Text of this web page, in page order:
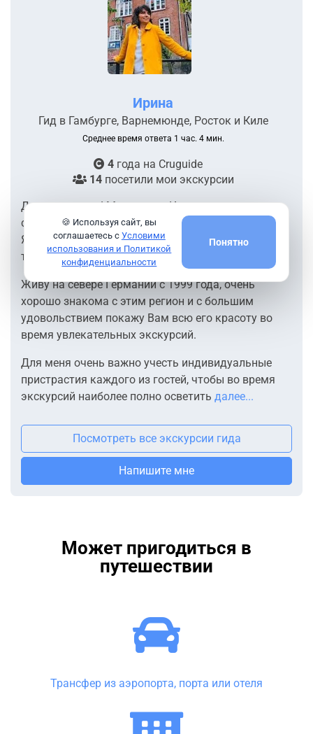
Ирина
Гид в Гамбурге, Варнемюнде, Росток и Киле
Среднее время ответа 1 час. 4 мин.
4года на Cruguide
14посетили мои экскурсии
Друзья, привет! Меня зовут Ирина, я
сертифицированный гид по Северной Германии.
Являюсь членом гамбургского общества гидов и
туристического общества Гамбурга.
Живу на севере Германии с 1999 года, очень
хорошо знакома с этим регион и с большим
удовольствием покажу Вам всю его красоту во
время увлекательных экскурсий.
Для меня очень важно учесть индивидуальные
пристрастия каждого из гостей, чтобы во время
экскурсий наиболее полно осветить далее...
Посмотреть все экскурсии гида
Напишите мне
Может пригодиться в
путешествии
Трансфер из аэропорта, порта или отеля
🍪 Используя сайт, вы
соглашаетесь с Условими
использования и Политикой
конфиденциальности
Понятно